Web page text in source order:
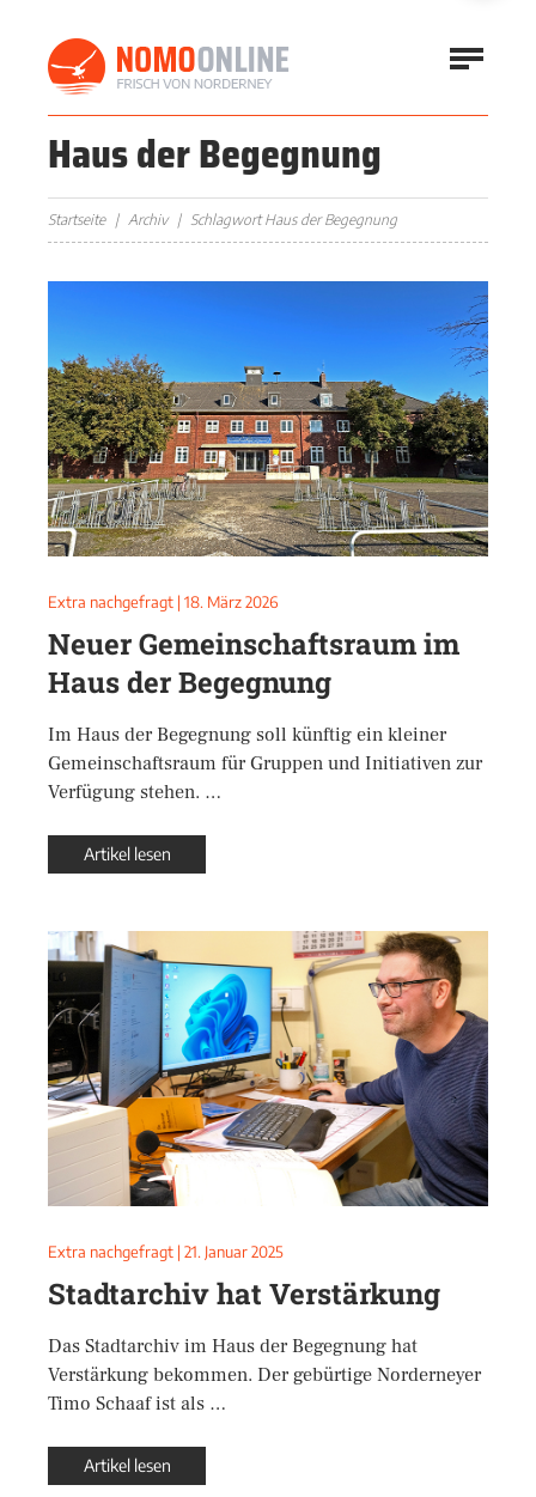
Haus der Begegnung
Startseite Archiv Schlagwort Haus der Begegnung
Extra nachgefragt | 18. März 2026
Neuer Gemeinschaftsraum im
Haus der Begegnung
Im Haus der Begegnung soll künftig ein kleiner
Gemeinschaftsraum für Gruppen und Initiativen zur
Verfügung stehen. …
Artikel lesen
Extra nachgefragt | 21. Januar 2025
Stadtarchiv hat Verstärkung
Das Stadtarchiv im Haus der Begegnung hat
Verstärkung bekommen. Der gebürtige Norderneyer
Timo Schaaf ist als …
Artikel lesen